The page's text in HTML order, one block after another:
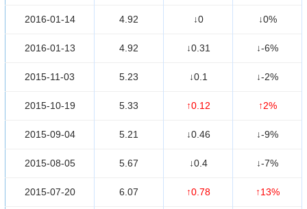
2016-01-14 4.92 ↓0 ↓0%
2016-01-13 4.92 ↓0.31 ↓-6%
2015-11-03 5.23 ↓0.1 ↓-2%
2015-10-19 5.33 ↑0.12 ↑2%
2015-09-04 5.21 ↓0.46 ↓-9%
2015-08-05 5.67 ↓0.4 ↓-7%
2015-07-20 6.07 ↑0.78 ↑13%